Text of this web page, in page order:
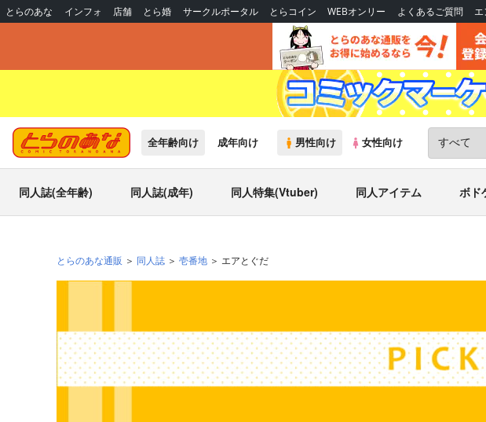
とらのあな インフォ 店舗 とら婚 サークルポータル とらコイン WEBオンリー よくあるご質問
全年齢向け 成年向け 男性向け 女性向け
同人誌(全年齢) 同人誌(成年) 同人特集(Vtuber) 同人アイテム ボド
とらのあな通販 同人誌 壱番地 エアとぐだ